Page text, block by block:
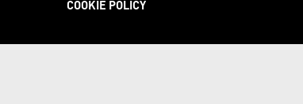
COOKIE POLICY